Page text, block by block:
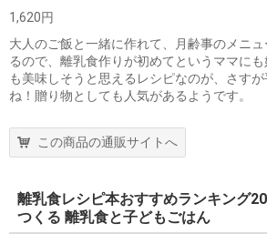
1,620円
大人のご飯と一緒に作れて、月齢事のメニ
るので、離乳食作りが初めてというママに
も美味しそうと思えるレシピなのが、さす
ね！贈り物としても人気があるようです。
この商品の通販サイトへ
離乳食レシピ本おすすめランキング
つくる 離乳食と子どもごはん